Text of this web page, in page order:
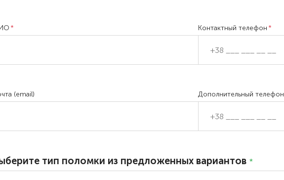
Контактный телефон
(email) Дополнительный телефон
тип поломки из предложенных вариантов *